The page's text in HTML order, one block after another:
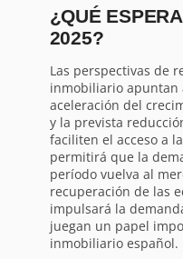
¿QUÉ
2025?
Las perspectivas de
inmobiliario apuntan
aceleración del
y la prevista
faciliten el acceso a
permitirá que la
período vuelva al
recuperación de las
impulsará la
juegan un papel
inmobiliario español.